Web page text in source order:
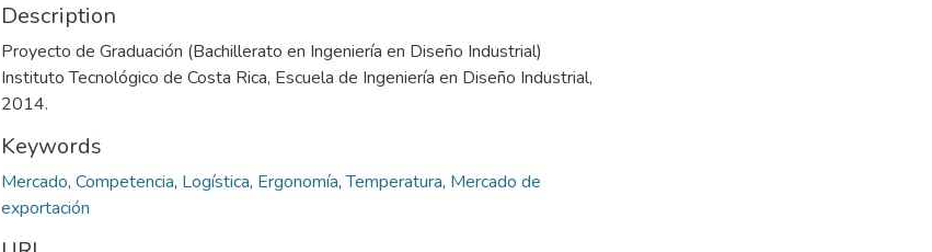
Description
Proyecto de Graduación (Bachillerato en Ingeniería en Diseño Industrial)
Instituto Tecnológico de Costa Rica, Escuela de Ingeniería en Diseño Industrial,
2014.
Keywords
Mercado, Competencia, Logística, Ergonomía,Temperatura, Mercado de
exportación